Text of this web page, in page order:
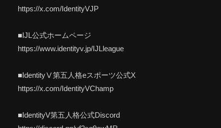
https://x.com/IdentityVJP
■IJL公式ホームページ
https://www.identityv.jp/IJLleague
■IdentityⅤ第五人格eスポーツ公式X
https://x.com/IdentityVChamp
■IdentityV第五人格公式Discord